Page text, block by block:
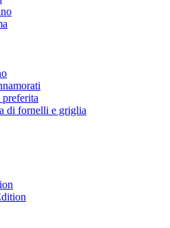
preferita
di fornelli e griglia